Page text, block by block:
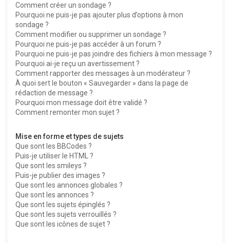
Comment créer un sondage ?
Pourquoi ne puis-je pas ajouter plus d’options à mon
sondage ?
Comment modifier ou supprimer un sondage ?
Pourquoi ne puis-je pas accéder à un forum ?
Pourquoi ne puis-je pas joindre des fichiers à mon message ?
Pourquoi ai-je reçu un avertissement ?
Comment rapporter des messages à un modérateur ?
À quoi sert le bouton « Sauvegarder » dans la page de
rédaction de message ?
Pourquoi mon message doit être validé ?
Comment remonter mon sujet ?
Mise en forme et types de sujets
Que sont les BBCodes ?
Puis-je utiliser le HTML ?
Que sont les smileys ?
Puis-je publier des images ?
Que sont les annonces globales ?
Que sont les annonces ?
Que sont les sujets épinglés ?
Que sont les sujets verrouillés ?
Que sont les icônes de sujet ?